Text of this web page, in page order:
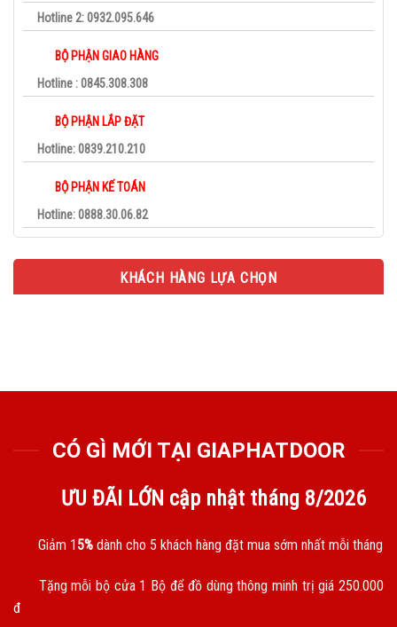
Hotline 2: 0932.095.646
BỘ PHẬN GIAO HÀNG
Hotline : 0845.308.308
BỘ PHẬN LẮP ĐẶT
Hotline: 0839.210.210
BỘ PHẬN KẾ TOÁN
Hotline: 0888.30.06.82
KHÁCH HÀNG LỰA CHỌN
CÓ GÌ MỚI TẠI GIAPHATDOOR
ƯU ĐÃI LỚN cập nhật tháng 8/2026
Giảm 15% dành cho 5 khách hàng đặt mua sớm nhất mỗi tháng
Tặng mỗi bộ cửa 1 Bộ để đồ dùng thông minh trị giá 250.000
đ